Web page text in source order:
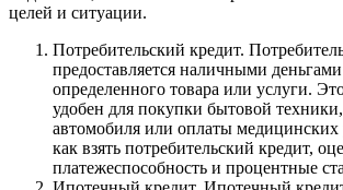
целей и ситуации.
Потребительский кредит.
предоставляется наличными
определенного товара или услуги.
удобен для покупки бытовой
автомобиля или оплаты медицинских
как взять потребительский кредит,
платежеспособность и процентные